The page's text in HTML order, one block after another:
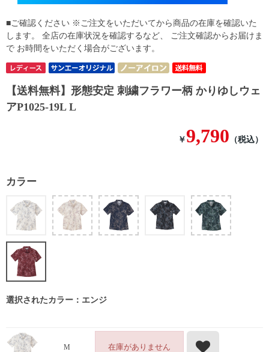
【送料無料】形態安定 刺繍フラワー柄 かりゆしウェ
アP1025-19L L
￥9,790 （税込）
カラー
選択されたカラー：エンジ
M 在庫がありません
■ご確認ください ※ご注文をいただいてから商品の在庫を確認いた
します。 全店の在庫状況を確認するなど、 ご注文確認からお届けま
で お時間をいただく場合がございます。